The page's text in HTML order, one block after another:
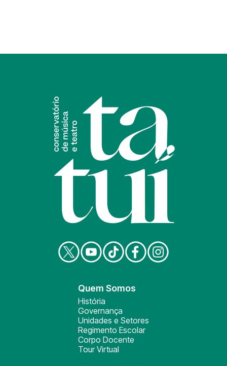
Quem Somos
História
Governança
Unidades e Setores
Regimento Escolar
Corpo Docente
Tour Virtual